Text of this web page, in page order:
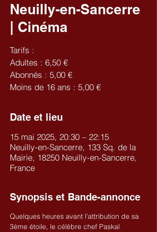
Neuilly-en-Sancerre
| Cinéma
Tarifs :
Adultes : 6,50 €
Abonnés : 5,00 €
Moins de 16 ans : 5,00 €
Date et lieu
15 mai 2025, 20:30 – 22:15
Neuilly-en-Sancerre, 133 Sq. de la
Mairie, 18250 Neuilly-en-Sancerre,
France
Synopsis et Bande-annonce
Quelques heures avant l'attribution de sa
3ème étoile, le célèbre chef Paskal